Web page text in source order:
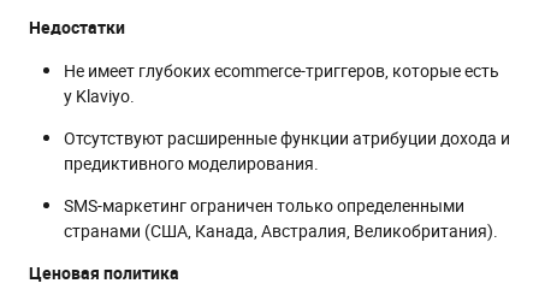
Недостатки
Не имеет глубоких ecommerce-триггеров, которые есть
у Klaviyo.
Отсутствуют расширенные функции атрибуции дохода и
предиктивного моделирования.
SMS-маркетинг ограничен только определенными
странами (США, Канада, Австралия, Великобритания).
Ценовая политика